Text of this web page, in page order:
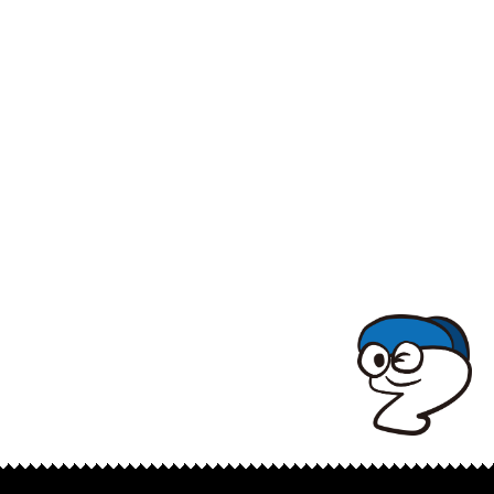
TOPでコナミコマンドを入れてみよ★